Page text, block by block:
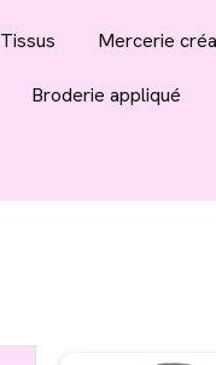
Tissus Mercerie
Broderie appliqué